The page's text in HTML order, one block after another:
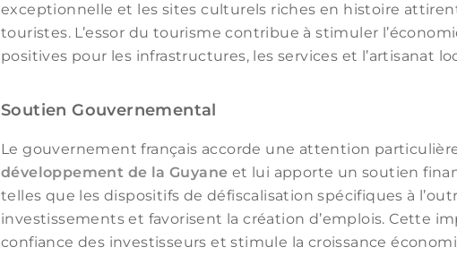
exceptionnelle et les sites culturels riches en histoire
touristes. L’essor du tourisme contribue à stimuler
positives pour les infrastructures, les services et l’artisanat
Soutien Gouvernemental
Le gouvernement français accorde une attention
développement de la Guyane et lui apporte un soutien
telles que les dispositifs de défiscalisation spécifiques à
investissements et favorisent la création d’emplois. Cette
confiance des investisseurs et stimule la croissance